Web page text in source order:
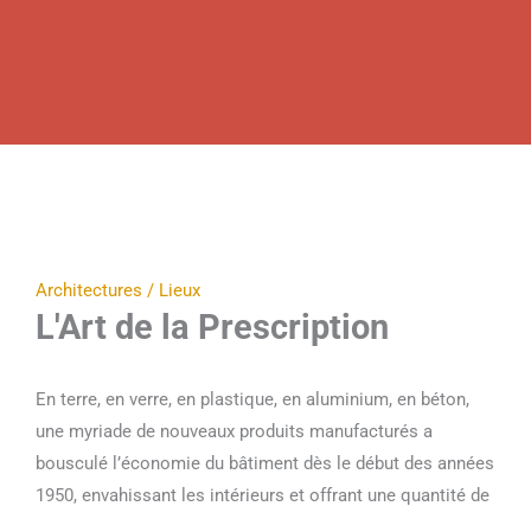
Architectures / Lieux
L'Art de la Prescription
En terre, en verre, en plastique, en aluminium, en béton,
une myriade de nouveaux produits manufacturés a
bousculé l’économie du bâtiment dès le début des années
1950, envahissant les intérieurs et offrant une quantité de